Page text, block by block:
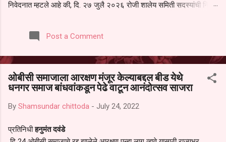
निवेदनात म्हटले आहे की, दि. २७ जुलै २०२६ रोजी शालेय समिती सदस्यांची निवड
पालकांना देण्यात आली नसल्याने मोठ्या संख्येने पालक बैठकीस उपस्थित राहू शकले
नाहीत. तसेच सर्व पालकांना विश्वासात न घेता निवड प्रक्रिया पूर्ण करण्यात
करण्यात यावी आणि सर्व पालकांच्या उपस्थितीत मतदान पद्धतीने शालेय समितीची
फेरनिवडणूक घेण्यात यावी, अशी मागणी पालकांनी केली आहे. या निवेदनाच्या प्रती
जिल्हा शिक्षण अधिकारी (प्राथमिक), जालना तसेच तालुका शिक्षण अधिकारी,
परतूर यांनाही पाठविण्यात आल्या असून प्रशासन याबाबत काय निर्णय घेते, याकडे
Post a Comment
ओबीसी समाजाला आरक्षण मंजूर केल्याबद्दल बीड येथे
धनगर समाज बांधवांकडून पेढे वाटून आनंदोत्सव साजरा
By Shamsundar chittoda - July 24, 2022
प्रतिनिधीहनुमंत दवंडे